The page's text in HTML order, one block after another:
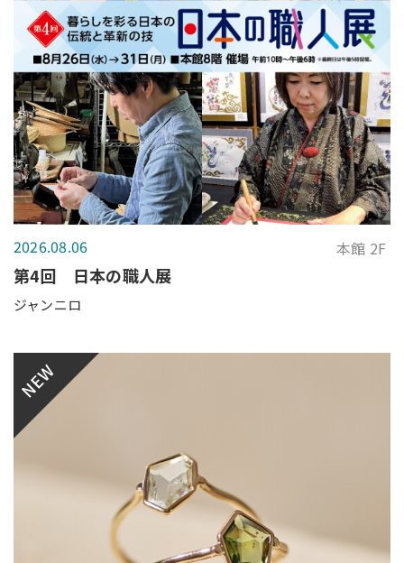
2026.08.06 本館 2F
第4回 日本の職人展
ジャンニロ
NEW